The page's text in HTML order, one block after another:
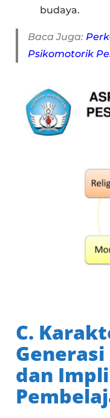
budaya.
Baca Juga:
Psikomotorik
C.
dan